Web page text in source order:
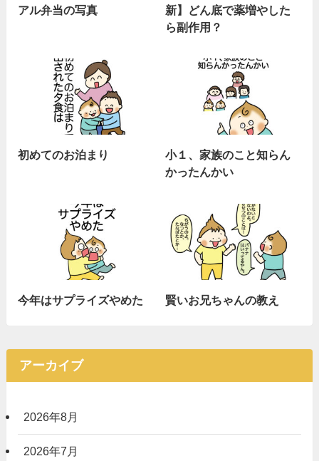
アル弁当の写真
新】どん底で薬増やした
ら副作用？
初めてのお泊まり
小１、家族のこと知らん
かったんかい
今年はサプライズやめた 賢いお兄ちゃんの教え
アーカイブ
2026年8月
2026年7月